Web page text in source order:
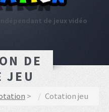
de jeux vidéo
DE
JEU
Cotation jeu